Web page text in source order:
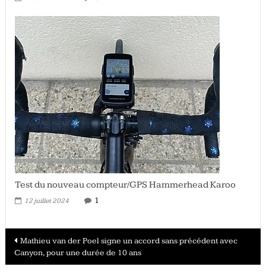
Test du nouveau compteur/GPS Hammerhead Karoo
12 juillet 2024 1
Navigation
des
Mathieu van der Poel signe un accord sans précédent avec
Canyon, pour une durée de 10 ans